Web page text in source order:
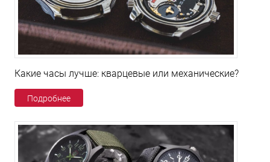
Какие часы лучше: кварцевые или механические?
Подробнее